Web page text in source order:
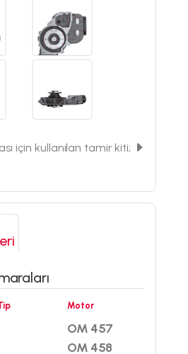
için kullanılan tamir kiti;
Motor
OM 457
OM 458